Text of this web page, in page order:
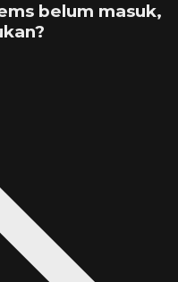
belum masuk,